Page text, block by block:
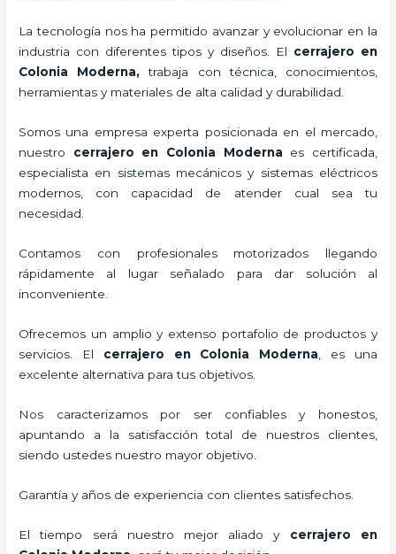
La tecnología nos ha permitido avanzar y evolucionar en la
industria con diferentes tipos y diseños. El cerrajero en
Colonia Moderna,trabaja con técnica, conocimientos,
herramientas y materiales de alta calidad y durabilidad.
Somos una empresa experta posicionada en el mercado,
nuestro cerrajero en Colonia Moderna es certificada,
especialista en sistemas mecánicos y sistemas eléctricos
modernos, con capacidad de atender cual sea tu
necesidad.
Contamos con profesionales motorizados llegando
rápidamente al lugar señalado para dar solución al
inconveniente.
Ofrecemos un amplio y extenso portafolio de productos y
servicios. El cerrajero en Colonia Moderna , es una
excelente alternativa para tus objetivos.
Nos caracterizamos por ser confiables y honestos,
apuntando a la satisfacción total de nuestros clientes,
siendo ustedes nuestro mayor objetivo.
Garantía y años de experiencia con clientes satisfechos.
El tiempo será nuestro mejor aliado y cerrajero en